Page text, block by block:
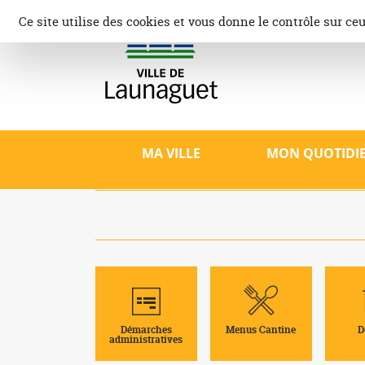
contenu
Site
MA VILLE MON
Démarches
administratives
Menus Cantine
Ce site utilise des cookies et vous donne le contrôle sur